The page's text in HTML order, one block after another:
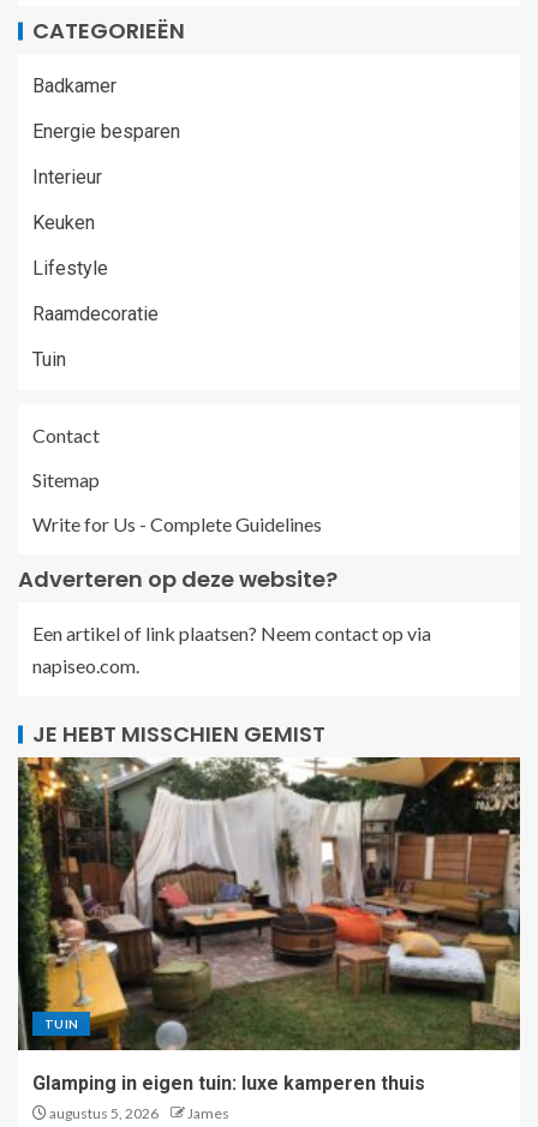
CATEGORIEËN
Badkamer
Energie besparen
Interieur
Keuken
Lifestyle
Raamdecoratie
Tuin
Contact
Sitemap
Write for Us - Complete Guidelines
Adverteren op deze website?
Een artikel of link plaatsen? Neem contact op via
napiseo.com.
JE HEBT MISSCHIEN GEMIST
TUIN
Glamping in eigen tuin: luxe kamperen thuis
augustus 5, 2026 James